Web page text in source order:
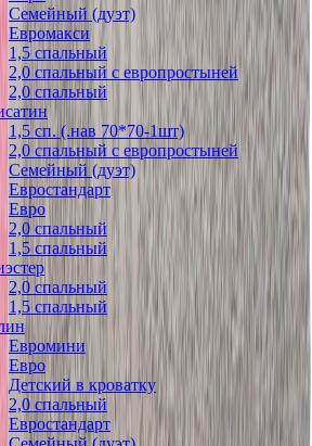
Семейный (дуэт)
Евромакси
1,5 спальный
2,0 спальный с европростыней
2,0 спальный
1,5 сп. (.нав 70*70-1шт)
2,0 спальный с европростыней
Семейный (дуэт)
Евростандарт
Евро
2,0 спальный
1,5 спальный
2,0 спальный
1,5 спальный
Евромини
Евро
Детский в кроватку
2,0 спальный
Евростандарт